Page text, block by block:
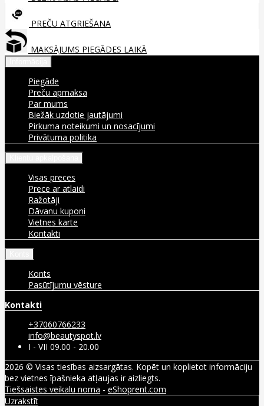
PREČU ATGRIEŠANA
MAKSĀJUMS PIEGĀDES LAIKĀ
Piegāde
Preču apmaksa
Par mums
Biežāk uzdotie jautājumi
Pirkuma noteikumi un nosacījumi
Privātuma politika
Visas preces
Prece ar atlaidi
Ražotāji
Dāvanu kuponi
Vietnes karte
Kontakti
Konts
Pasūtījumu vēsture
Kontakti
+37060766233
info@beautyspot.lv
I - VII 09.00 - 20.00
2026 © Visas tiesības aizsargātas. Kopēt un koplietot informāciju
bez vietnes īpašnieka atļaujas ir aizliegts.
Tiešsaistes veikalu noma - eShoprent.com
Uzrakstīt